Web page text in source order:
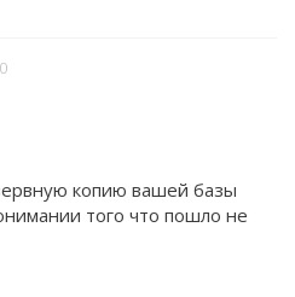
копию вашей базы
того что пошло не